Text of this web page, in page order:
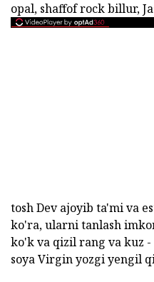
opal, shaffof rock billur,
tosh Dev ajoyib ta'mi va
ko'ra, ularni tanlash
ko'k va qizil rang va kuz
soya Virgin yozgi yengil